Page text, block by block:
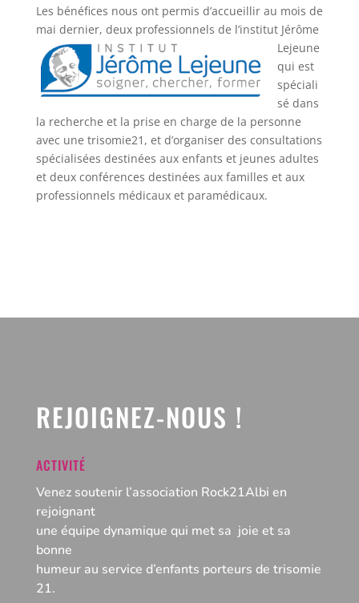
Les bénéfices nous ont permis d’accueillir au mois de
mai dernier, deux professionnels de l’institut Jérôme
Lejeune
qui est
spéciali
sé dans
la recherche et la prise en charge de la personne
avec une trisomie21, et d’organiser des consultations
spécialisées destinées aux enfants et jeunes adultes
et deux conférences destinées aux familles et aux
professionnels médicaux et paramédicaux.
REJOIGNEZ-NOUS !
ACTIVITÉ
Venez soutenir l’association Rock21Albi en
rejoignant
une équipe dynamique qui met sa joie et sa
bonne
humeur au service d’enfants porteurs de trisomie
21.